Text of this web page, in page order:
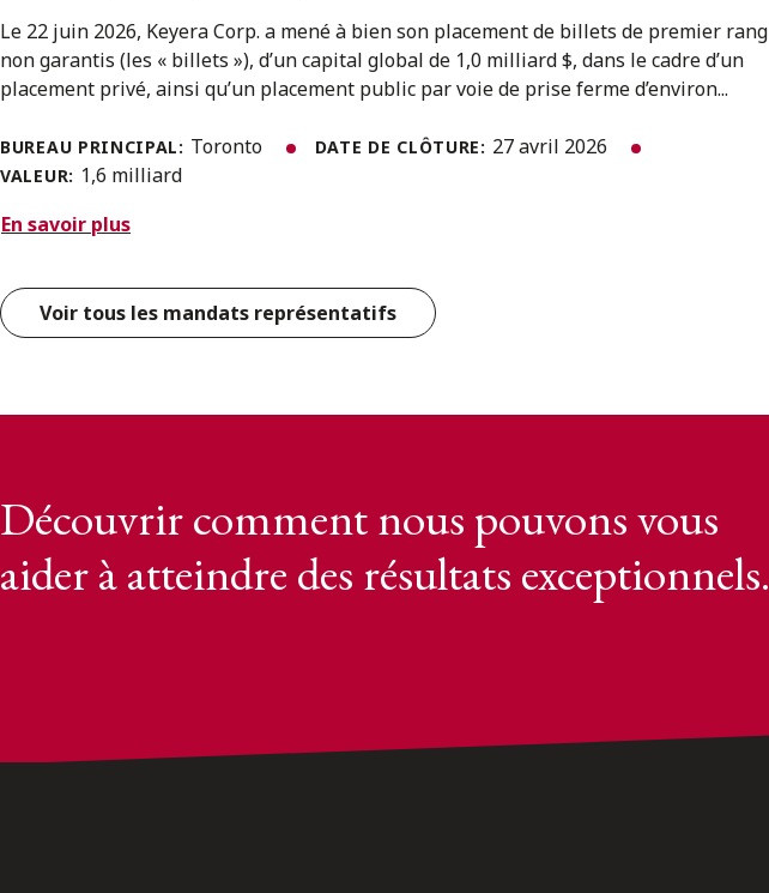
Le 22 juin 2026, Keyera Corp. a mené à bien son placement de billets de premier rang
non garantis (les « billets »), d’un capital global de 1,0 milliard $, dans le cadre d’un
placement privé, ainsi qu’un placement public par voie de prise ferme d’environ...
BUREAU PRINCIPAL: Toronto DATE DE CLÔTURE: 27 avril 2026
VALEUR: 1,6 milliard
En savoir plus
Voir tous les mandats représentatifs
Découvrir comment nous pouvons vous
aider à atteindre des résultats exceptionnels.